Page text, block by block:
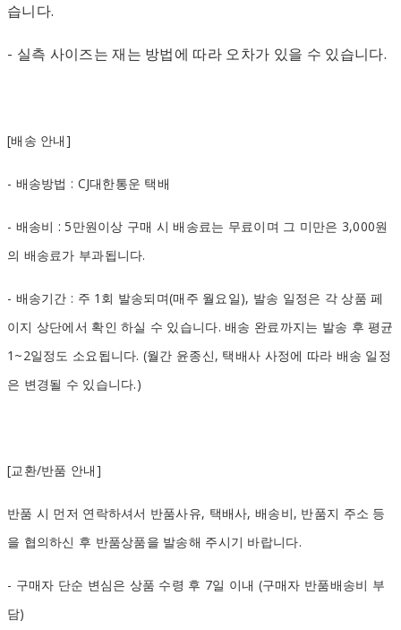
습니다.
- 실측 사이즈는 재는 방법에 따라 오차가 있을 수 있습니다.
[배송 안내]
- 배송방법 : CJ대한통운 택배
- 배송비 : 5만원이상 구매 시 배송료는 무료이며 그 미만은 3,000원
의 배송료가 부과됩니다.
- 배송기간 : 주 1회 발송되며(매주 월요일), 발송 일정은 각 상품 페
이지 상단에서 확인 하실 수 있습니다. 배송 완료까지는 발송 후 평균
1~2일정도 소요됩니다. (월간 윤종신, 택배사 사정에 따라 배송 일정
은 변경될 수 있습니다.)
[교환/반품 안내]
반품 시 먼저 연락하셔서 반품사유, 택배사, 배송비, 반품지 주소 등
을 협의하신 후 반품상품을 발송해 주시기 바랍니다.
- 구매자 단순 변심은 상품 수령 후 7일 이내 (구매자 반품배송비 부
담)